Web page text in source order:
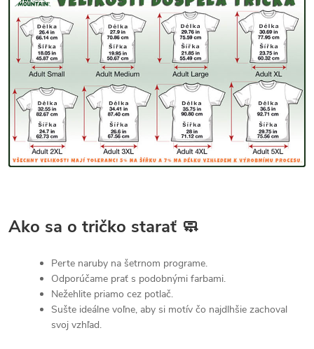
Ako sa o tričko starať 🧼
Perte naruby na šetrnom programe.
Odporúčame prať s podobnými farbami.
Nežehlite priamo cez potlač.
Sušte ideálne voľne, aby si motív čo najdlhšie zachoval
svoj vzhľad.